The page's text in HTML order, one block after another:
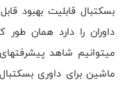
بسکتبال قابلیت بهبود
داوران را دارد همان
میتوانیم شاهد
ماشین برای داوری